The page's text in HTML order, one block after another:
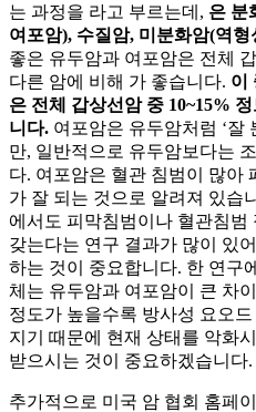
는 과정을 라고 부르는데, 은 분
여포암), 수질암, 미분화암(역
좋은 유두암과 여포암은 전체
다른 암에 비해 가 좋습니다. 이
은 전체 갑상선암 중 10~15%
니다. 여포암은 유두암처럼 ‘잘
만, 일반적으로 유두암보다는
다. 여포암은 혈관 침범이 많아
가 잘 되는 것으로 알려져 있습
에서도 피막침범이나 혈관침
갖는다는 연구 결과가 많이 있
하는 것이 중요합니다. 한 연구
체는 유두암과 여포암이 큰 차
정도가 높을수록 방사성 요오
지기 때문에 현재 상태를 악화
받으시는 것이 중요하겠습니다.
추가적으로 미국 암 협회 홈페